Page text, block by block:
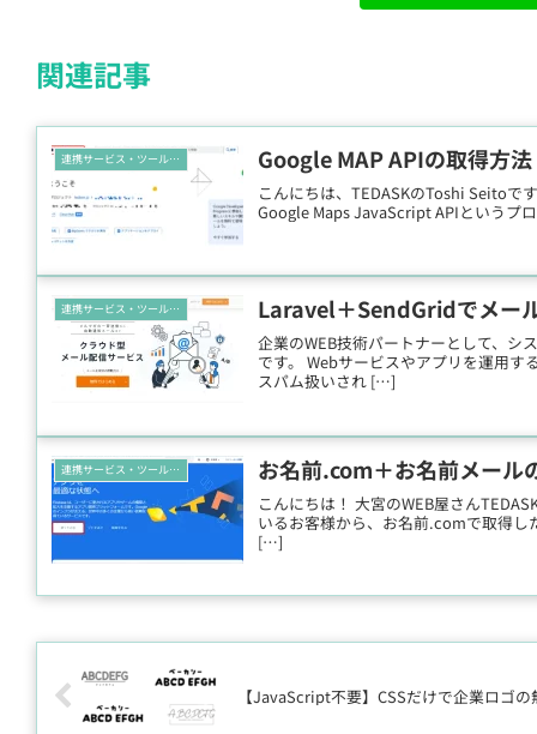
関連記事
連携サービス・ツール活用 Google MAP APIの取得方法
こんにちは、TEDASKのToshi Seitoで
Google Maps JavaScript APIというプ
連携サービス・ツール活用 Laravel＋SendGridでメー
企業のWEB技術パートナーとして、シ
です。 Webサービスやアプリを運用
スパム扱いされ […]
連携サービス・ツール活用 お名前.com＋お名前メー
こんにちは！ 大宮のWEB屋さん
いるお客様から、お名前.comで取得
[…]
【JavaScript不要】CSSだけで企業ロゴ